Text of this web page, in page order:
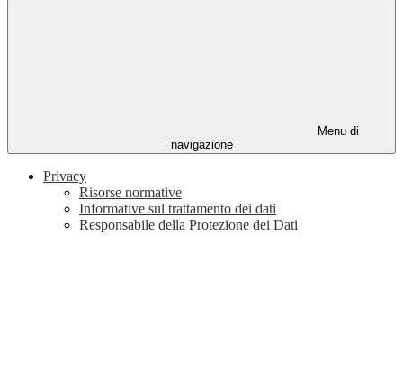
Menu di
navigazione
Privacy
Risorse normative
Informative sul trattamento dei dati
Responsabile della Protezione dei Dati